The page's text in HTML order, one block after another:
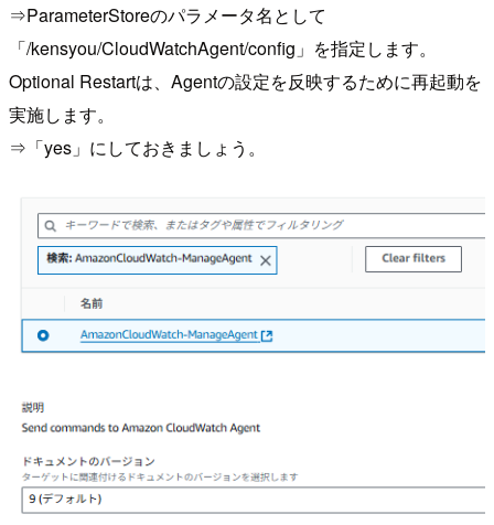
⇒ParameterStoreのパラメータ名として
「/kensyou/CloudWatchAgent/config」を指定します。
Optional Restartは、Agentの設定を反映するために再起動を
実施します。
⇒「yes」にしておきましょう。